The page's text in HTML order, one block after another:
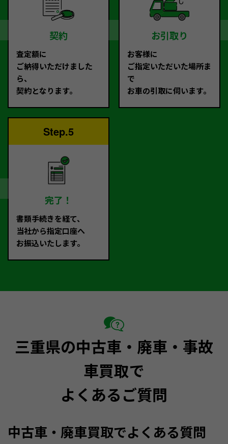
契約
査定額に
ご納得いただけました
ら、
契約となります。
お引取り
お客様に
ご指定いただいた場所ま
で
お車の引取に伺います。
Step.5
完了！
書類手続きを経て、
当社から指定口座へ
お振込いたします。
三重県の中古車・廃車・事故
車買取で
よくあるご質問
中古車・廃車買取でよくある質問